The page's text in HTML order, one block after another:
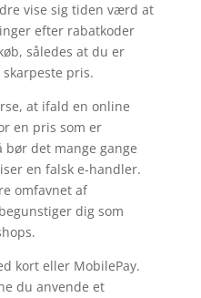
vise sig tiden værd at
efter rabatkoder
således at du er
pris.
at ifald en online
en pris som er
bør det mange gange
en falsk e-handler.
omfavnet af
dig som
kort eller MobilePay.
du anvende et